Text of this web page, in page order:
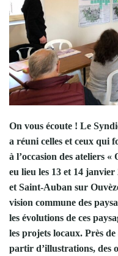
On vous écoute ! Le
a réuni celles et ceux qui
à l’occasion des ateliers
eu lieu les 13 et 14
et Saint-Auban sur
vision commune des
les évolutions de ces
les projets locaux. Près
partir d’illustrations, des